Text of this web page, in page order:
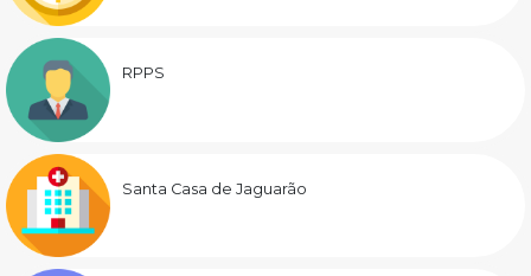
RPPS
Santa Casa de Jaguarão